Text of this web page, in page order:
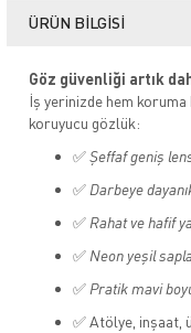
ÜRÜN BILGISI
Göz güvenliği artık
İş yerinizde hem koruma
koruyucu gözlük:
✅Şeffaf geniş
✅ Darbeye
✅ Rahat ve hafif
✅ Neon yeşil
✅ Pratik mavi
✅ Atölye, inşaat,